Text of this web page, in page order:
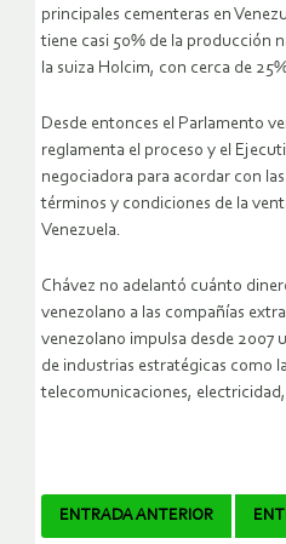
principales cementeras en
tiene casi 50% de la producción
la suiza Holcim, con cerca de
Desde entonces el Parlamento
reglamenta el proceso y el
negociadora para acordar con
términos y condiciones de la
Venezuela.
Chávez no adelantó cuánto
venezolano a las compañías
venezolano impulsa desde 2007
de industrias estratégicas como
telecomunicaciones,
Navegador
ENTRADA ANTERIOR